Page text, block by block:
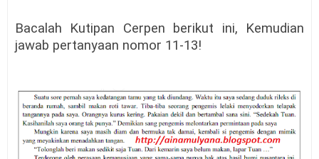
Bacalah Kutipan Cerpen berikut ini, Kemudian
jawab pertanyaan nomor 11-13!